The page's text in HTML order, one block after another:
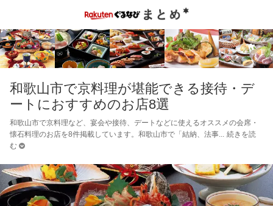
和歌山市で京料理が堪能できる接待・デ
ートにおすすめのお店8選
和歌山市で京料理など、宴会や接待、デートなどに使えるオススメの会席・
懐石料理のお店を8件掲載しています。和歌山市で「結納、法事
続きを読
む